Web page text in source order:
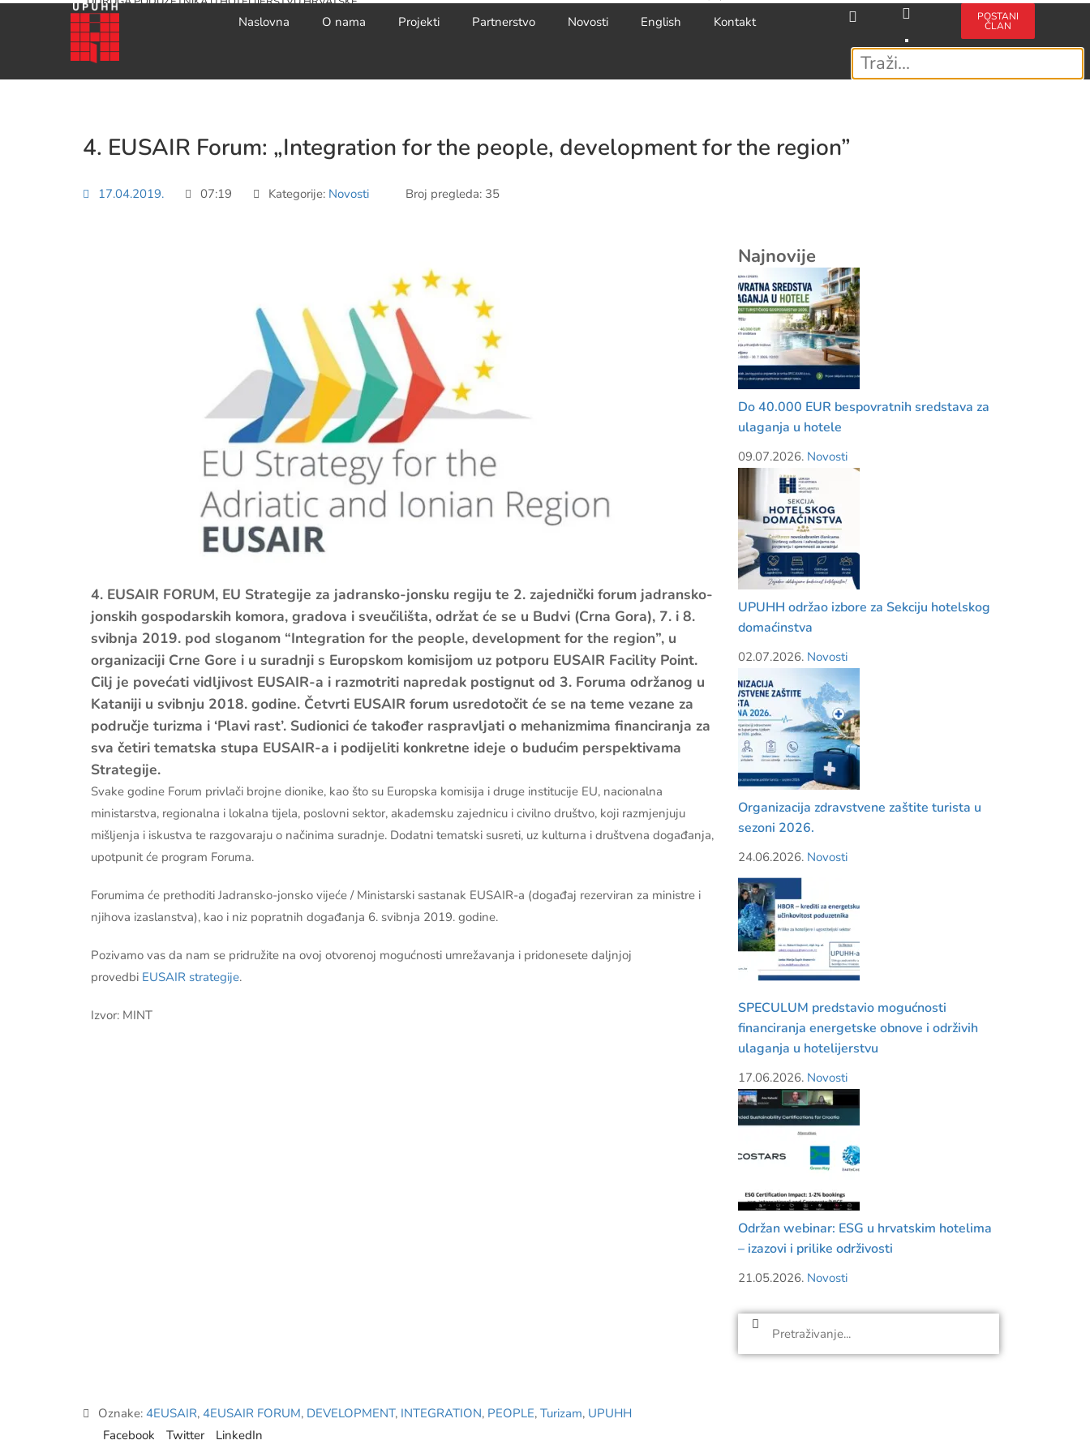
Naslovna O nama Projekti Partnerstvo Novosti English Kontakt POSTANI
ČLAN
4. EUSAIR Forum: „Integration for the people, development for the region”
17.04.2019. 07:19 Kategorije: Novosti Broj pregleda: 35
4. EUSAIR FORUM, EU Strategije za jadransko-jonsku regiju te 2. zajednički forum jadransko-
jonskih gospodarskih komora, gradova i sveučilišta, održat će se u Budvi (Crna Gora), 7. i 8.
svibnja 2019. pod sloganom “Integration for the people, development for the region”, u
organizaciji Crne Gore i u suradnji s Europskom komisijom uz potporu EUSAIR Facility Point.
Cilj je povećati vidljivost EUSAIR-a i razmotriti napredak postignut od 3. Foruma održanog u
Kataniji u svibnju 2018. godine. Četvrti EUSAIR forum usredotočit će se na teme vezane za
područje turizma i ‘Plavi rast’. Sudionici će također raspravljati o mehanizmima financiranja za
sva četiri tematska stupa EUSAIR-a i podijeliti konkretne ideje o budućim perspektivama
Strategije.
Svake godine Forum privlači brojne dionike, kao što su Europska komisija i druge institucije EU, nacionalna
ministarstva, regionalna i lokalna tijela, poslovni sektor, akademsku zajednicu i civilno društvo, koji razmjenjuju
mišljenja i iskustva te razgovaraju o načinima suradnje. Dodatni tematski susreti, uz kulturna i društvena događanja,
upotpunit će program Foruma.
Forumima će prethoditi Jadransko-jonsko vijeće / Ministarski sastanak EUSAIR-a (događaj rezerviran za ministre i
njihova izaslanstva), kao i niz popratnih događanja 6. svibnja 2019. godine.
Pozivamo vas da nam se pridružite na ovoj otvorenoj mogućnosti umrežavanja i pridonesete daljnjoj
provedbi EUSAIR strategije.
Izvor: MINT
Najnovije
Do 40.000 EUR bespovratnih sredstava za
ulaganja u hotele
09.07.2026. Novosti
UPUHH održao izbore za Sekciju hotelskog
domaćinstva
02.07.2026. Novosti
Organizacija zdravstvene zaštite turista u
sezoni 2026.
24.06.2026. Novosti
SPECULUM predstavio mogućnosti
financiranja energetske obnove i održivih
ulaganja u hotelijerstvu
17.06.2026. Novosti
Održan webinar: ESG u hrvatskim hotelima
– izazovi i prilike održivosti
21.05.2026. Novosti
Oznake: 4EUSAIR, 4EUSAIR FORUM, DEVELOPMENT, INTEGRATION, PEOPLE, Turizam, UPUHH
Facebook
Twitter LinkedIn